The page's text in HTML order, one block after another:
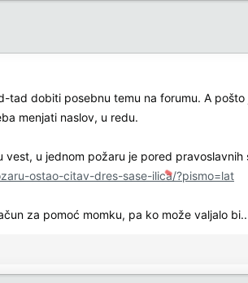
tad dobiti posebnu temu na forumu. A
menjati naslov, u redu.
vest, u jednom požaru je pored
ostao-citav-dres-sase-ilica/?pismo=lat
za pomoć momku, pa ko može valjalo